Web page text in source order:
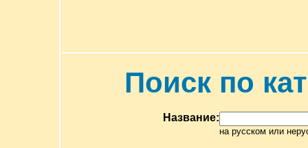
Поиск по
Название:
на русском или